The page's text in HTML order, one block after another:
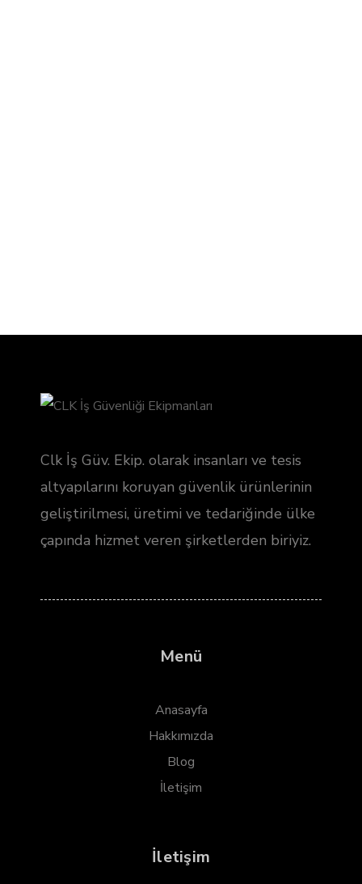
Clk İş Güv. Ekip. olarak insanları ve tesis
altyapılarını koruyan güvenlik ürünlerinin
geliştirilmesi, üretimi ve tedariğinde ülke
çapında hizmet veren şirketlerden biriyiz.
Menü
Anasayfa
Hakkımızda
Blog
İletişim
İletişim